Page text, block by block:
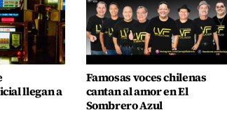
llegan a
Famosas voces chilenas
cantan al amor en El
Sombrero Azul